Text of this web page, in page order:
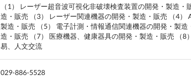
（1） レーザー超音波可視化非破壊検査装置の開発・製造
造・販売 （3） レーザー関連機器の開発・製造・販売 （4）
製造・販売 （5） 電子計測・情報通信関連機器の開発・製
造・販売 （7） 医療機器、健康器具の開発・製造・販売 （
易、人文交流
029-886-5528